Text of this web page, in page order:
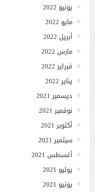
يونيو 2022
مايو 2022
أبريل 2022
مارس 2022
فبراير 2022
يناير 2022
ديسمبر 2021
نوفمبر 2021
أكتوبر 2021
سبتمبر 2021
أغسطس 2021
يوليو 2021
يونيو 2021